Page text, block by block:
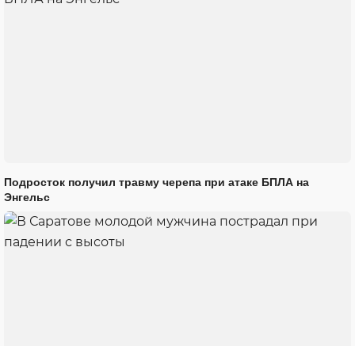
Подросток получил травму черепа при атаке БПЛА на
Энгельс